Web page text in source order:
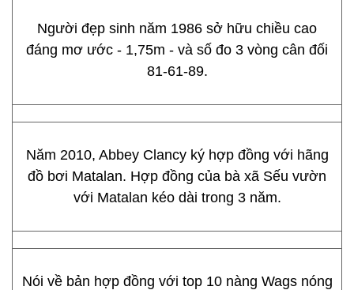
Người đẹp sinh năm 1986 sở hữu chiều cao
đáng mơ ước - 1,75m - và số đo 3 vòng cân đối
81-61-89.
Năm 2010, Abbey Clancy ký hợp đồng với hãng
đồ bơi Matalan. Hợp đồng của bà xã Sếu vườn
với Matalan kéo dài trong 3 năm.
Nói về bản hợp đồng với top 10 nàng Wags nóng